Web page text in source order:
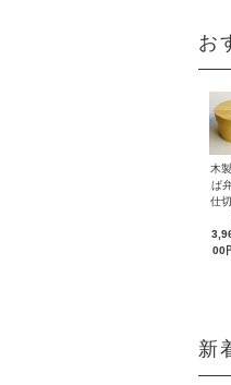
お
木
ぱ
仕
00
新